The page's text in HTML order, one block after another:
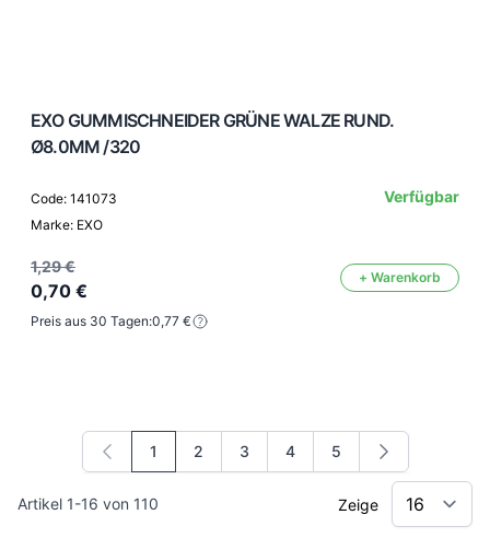
EXO GUMMISCHNEIDER GRÜNE WALZE RUND.
Ø8.0MM /320
Code: 141073
Marke: EXO
Verfügbar
1,29 €
0,70 €
+ Warenkorb
Preis aus 30 Tagen:0,77 €
Artikel 1-16 von 110
Sie lesen gerade die Seite
1 Seite
2 Seite
3 Seite
4 Seite
5
Zeige